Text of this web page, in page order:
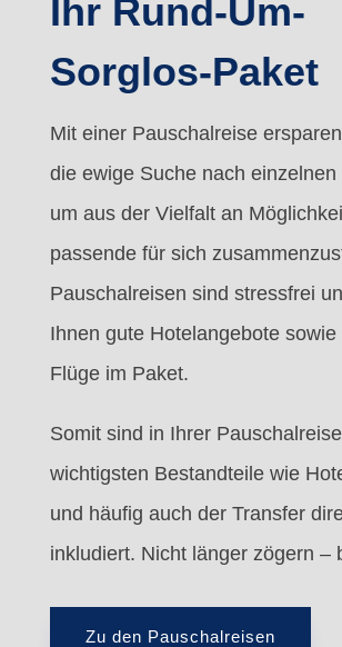
Ihr Rund-Um-
Sorglos-Paket
Mit einer Pauschalreise
die ewige Suche nach einzelnen
um aus der Vielfalt an
passende für sich
Pauschalreisen sind stressfrei
Ihnen gute Hotelangebote sowie
Flüge im Paket.
Somit sind in Ihrer
wichtigsten Bestandteile wie
und häufig auch der Transfer
inkludiert. Nicht länger zögern –
Zu den Pauschalreisen